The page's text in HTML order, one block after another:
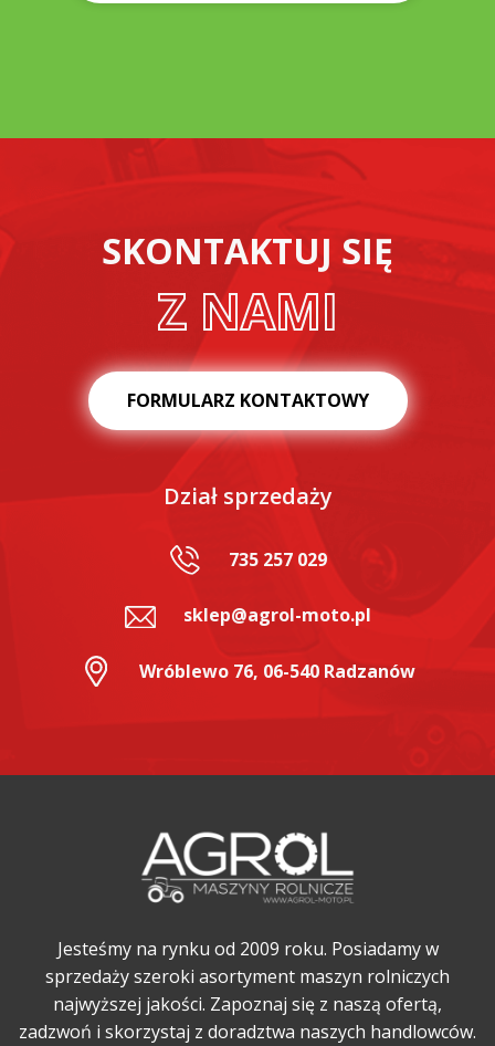
SKONTAKTUJ SIĘ
Z NAMI
FORMULARZ KONTAKTOWY
Dział sprzedaży
735 257 029
sklep@agrol-moto.pl
Wróblewo 76, 06-540 Radzanów
Jesteśmy na rynku od 2009 roku. Posiadamy w
sprzedaży szeroki asortyment maszyn rolniczych
najwyższej jakości. Zapoznaj się z naszą ofertą,
zadzwoń i skorzystaj z doradztwa naszych handlowców.